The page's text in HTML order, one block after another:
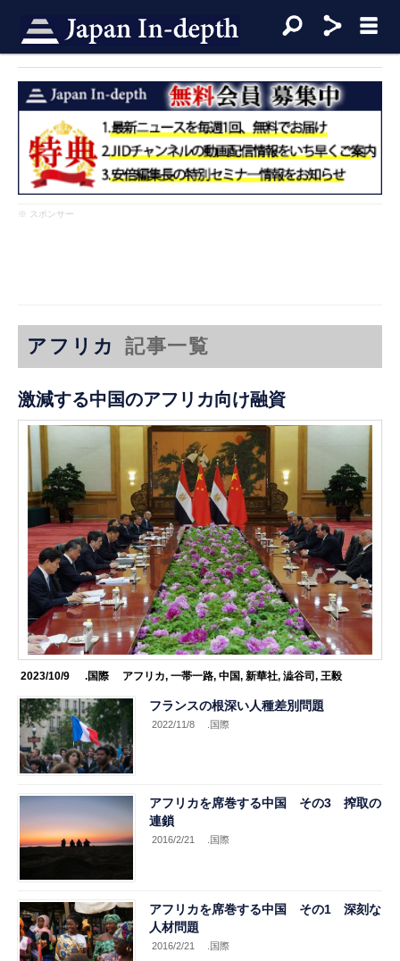
※ スポンサー
アフリカ 記事一覧
激減する中国のアフリカ向け融資
2023/10/9 .国際 アフリカ, 一帯一路, 中国, 新華社, 澁谷司 , 王毅
フランスの根深い人種差別問題
2022/11/8 .国際
アフリカを席巻する中国 その3 搾取の
連鎖
2016/2/21 .国際
アフリカを席巻する中国 その1 深刻な
人材問題
2016/2/21 .国際